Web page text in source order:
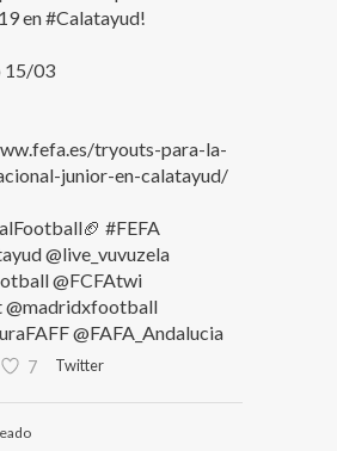
en #Calatayud!
15/03
tryouts-para-la-
junior-en-calatayud/
#FEFA
@live_vuvuzela
@FCFAtwi
@madridxfootball
@FAFA_Andalucia
7 Twitter